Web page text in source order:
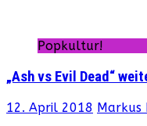
Popkultur!
„Ash vs Evil Dead“
12. April 2018 Markus